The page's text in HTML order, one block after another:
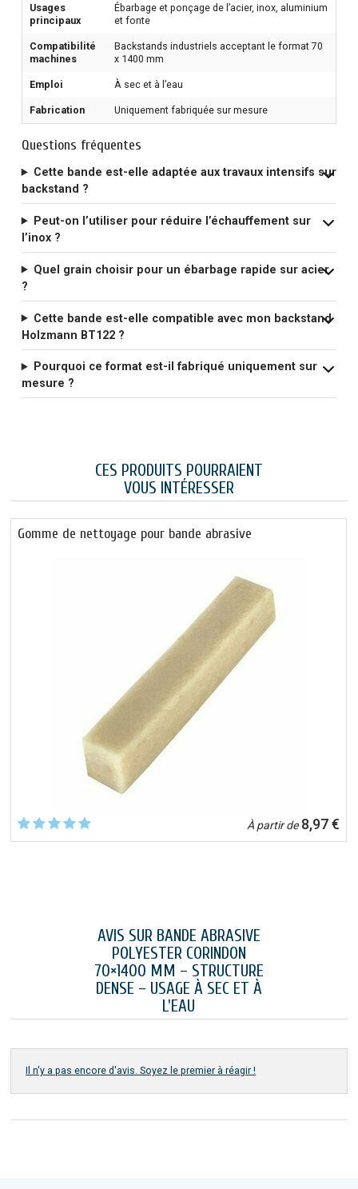
Usages
principaux
Ébarbage et ponçage de l’acier, inox, aluminium
et fonte
Compatibilité
machines
Backstands industriels acceptant le format 70
x 1400 mm
Emploi À sec et à l’eau
Fabrication Uniquement fabriquée sur mesure
Questions fréquentes
Cette bande est-elle adaptée aux travaux intensifs sur
backstand ?
Peut-on l’utiliser pour réduire l’échauffement sur
l’inox ?
Quel grain choisir pour un ébarbage rapide sur acier
?
Cette bande est-elle compatible avec mon backstand
Holzmann BT122 ?
Pourquoi ce format est-il fabriqué uniquement sur
mesure ?
CES PRODUITS POURRAIENT
VOUS INTÉRESSER
Gomme de nettoyage pour bande abrasive
À partir de8,97 €
AVIS SUR BANDE ABRASIVE
POLYESTER CORINDON
70×1400 MM – STRUCTURE
DENSE – USAGE À SEC ET À
L'EAU
Il n'y a pas encore d'avis. Soyez le premier à réagir !